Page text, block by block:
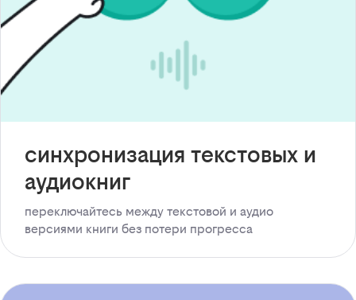
синхронизация текстовых и
аудиокниг
переключайтесь между текстовой и аудио
версиями книги без потери прогресса